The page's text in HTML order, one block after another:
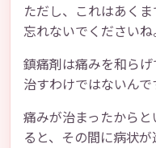
ただし、これはあくま
忘れないでくださいね
鎮痛剤は痛みを和ら
治すわけではないんで
痛みが治まったから
ると、その間に病状